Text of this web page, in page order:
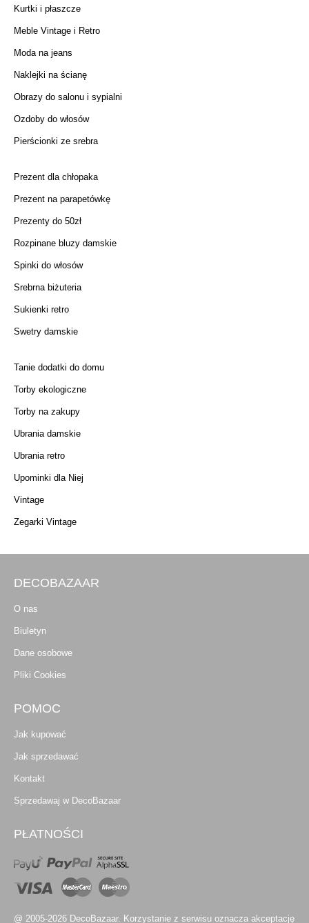
Kurtki i płaszcze
Meble Vintage i Retro
Moda na jeans
Naklejki na ścianę
Obrazy do salonu i sypialni
Ozdoby do włosów
Pierścionki ze srebra
Prezent dla chłopaka
Prezent na parapetówkę
Prezenty do 50zł
Rozpinane bluzy damskie
Spinki do włosów
Srebrna biżuteria
Sukienki retro
Swetry damskie
Tanie dodatki do domu
Torby ekologiczne
Torby na zakupy
Ubrania damskie
Ubrania retro
Upominki dla Niej
Vintage
Zegarki Vintage
DECOBAZAAR
O nas
Biuletyn
Dane osobowe
Pliki Cookies
POMOC
Jak kupować
Jak sprzedawać
Kontakt
Sprzedawaj w DecoBazaar
PŁATNOŚCI
@ 2005-2026 DecoBazaar. Korzystanie z serwisu oznacza akceptację